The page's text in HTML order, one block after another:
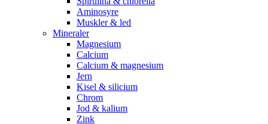
Aminosyre
Muskler & led
Mineraler
Magnesium
Calcium
Calcium & magnesium
Jern
Kisel & silicium
Chrom
Jod & kalium
Zink